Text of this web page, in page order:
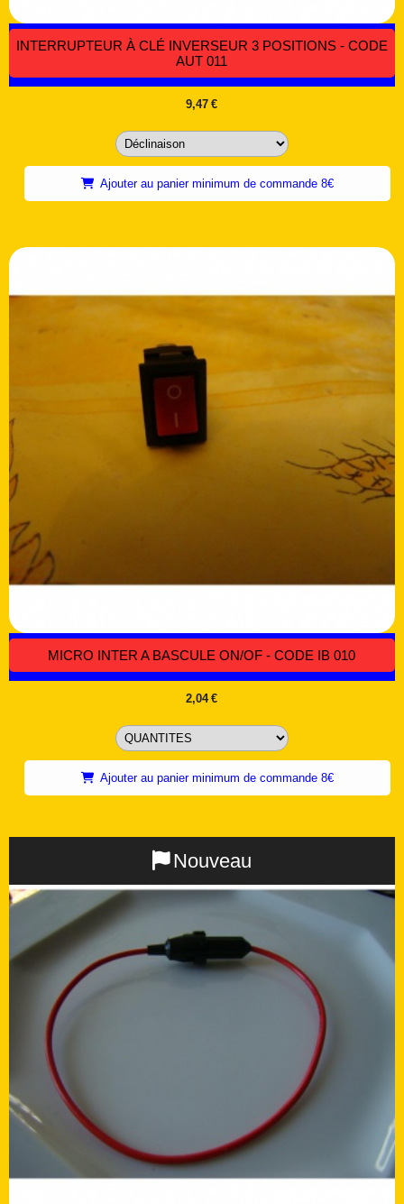
INTERRUPTEUR À CLÉ INVERSEUR 3 POSITIONS - CODE
AUT 011
9,47 €
Ajouter au panier minimum de commande 8€
MICRO INTER A BASCULE ON/OF - CODE IB 010
2,04€
Ajouter au panier minimum de commande 8€
Nouveau